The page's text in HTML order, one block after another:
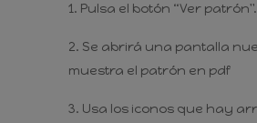
Pulsa el botón “Ver patrón".
Se abrirá una pantalla
muestra el patrón en pdf
Usa los iconos que hay